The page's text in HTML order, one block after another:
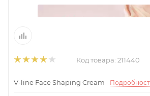
Код товара: 211440
V-line Face Shaping Cream